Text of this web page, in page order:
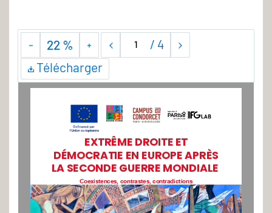
22 % / 4
Télécharger
EXTRÊME DROITE ET
DÉMOCRATIE EN EUROPE APRÈS
LA SECONDE GUERRE MONDIALE
Coexistences contrastes, contradictions